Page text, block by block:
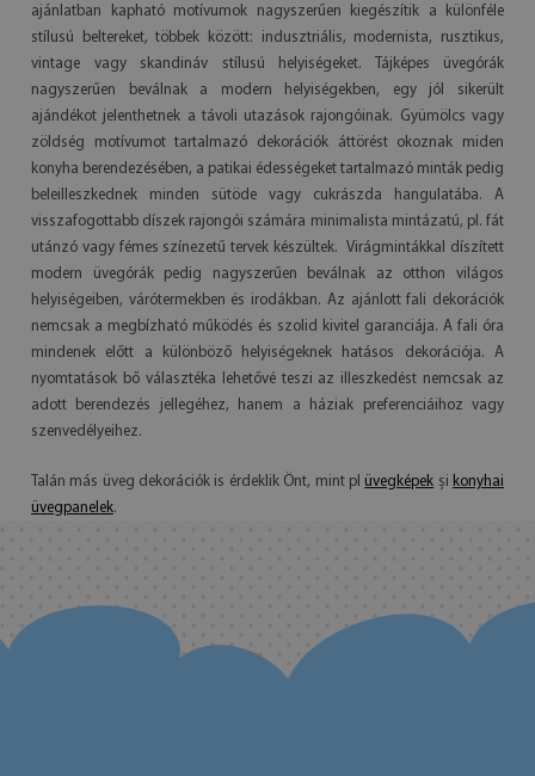
ajánlatban kapható motívumok nagyszerűen kiegészítik a különféle
stílusú beltereket, többek között: indusztriális, modernista, rusztikus,
vintage vagy skandináv stílusú helyiségeket. Tájképes üvegórák
nagyszerűen beválnak a modern helyiségekben, egy jól sikerült
ajándékot jelenthetnek a távoli utazások rajongóinak. Gyümölcs vagy
zöldség motívumot tartalmazó dekorációk áttörést okoznak miden
konyha berendezésében, a patikai édességeket tartalmazó minták pedig
beleilleszkednek minden sütöde vagy cukrászda hangulatába. A
visszafogottabb díszek rajongói számára minimalista mintázatú, pl. fát
utánzó vagy fémes színezetű tervek készültek. Virágmintákkal díszített
modern üvegórák pedig nagyszerűen beválnak az otthon világos
helyiségeiben, várótermekben és irodákban. Az ajánlott fali dekorációk
nemcsak a megbízható működés és szolid kivitel garanciája. A fali óra
mindenek előtt a különböző helyiségeknek hatásos dekorációja. A
nyomtatások bő választéka lehetővé teszi az illeszkedést nemcsak az
adott berendezés jellegéhez, hanem a háziak preferenciáihoz vagy
szenvedélyeihez.
Talán más üveg dekorációk is érdeklik Önt, mint pl üvegképek și konyhai
üvegpanelek.